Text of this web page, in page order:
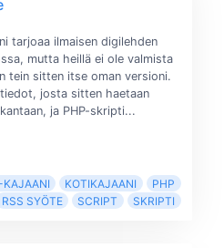
tarjoaa ilmaisen digilehden
mutta heillä ei ole valmista
tein sitten itse oman versioni.
josta sitten haetaan
ja PHP-skripti...
KAJAANI KOTIKAJAANI
PHP
RSS SYÖTE SCRIPT SKRIPTI